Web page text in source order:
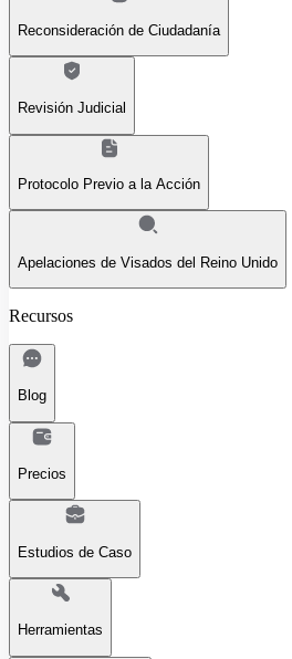
Reconsideración de Ciudadanía
Revisión Judicial
Protocolo Previo a la Acción
Apelaciones de Visados del Reino Unido
Recursos
Blog
Precios
Estudios de Caso
Herramientas